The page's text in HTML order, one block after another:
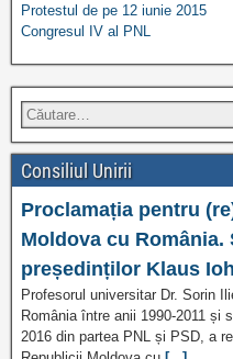
Protestul de pe 12 iunie 2015
Congresul IV al PNL
Consiliul Unirii
Proclamația pentru
Moldova cu
președinților Klaus
Profesorul universitar Dr. Sorin
România între anii 1990-2011 și
2016 din partea PNL și PSD, a